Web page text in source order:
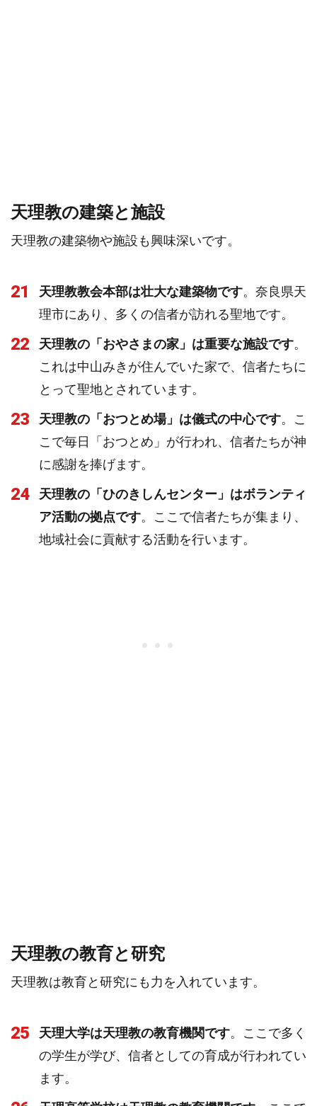
天理教の建築と施設
天理教の建築物や施設も興味深いです。
21 天理教教会本部は壮大な建築物です。奈良県天
理市にあり、多くの信者が訪れる聖地です。
22 天理教の「おやさまの家」は重要な施設です。
これは中山みきが住んでいた家で、信者たちに
とって聖地とされています。
23 天理教の「おつとめ場」は儀式の中心です。こ
こで毎日「おつとめ」が行われ、信者たちが神
に感謝を捧げます。
24
天理教の「ひのきしんセンター」はボランティ
ア活動の拠点です。ここで信者たちが集まり、
地域社会に貢献する活動を行います。
天理教の教育と研究
天理教は教育と研究にも力を入れています。
25 天理大学は天理教の教育機関です。ここで多く
の学生が学び、信者としての育成が行われてい
ます。